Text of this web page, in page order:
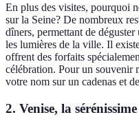
En plus des visites, pourquoi
sur la Seine? De nombreux
dîners, permettant de
les lumières de la ville. Il
offrent des forfaits
célébration. Pour un souvenir
votre nom sur un cadenas et
2. Venise, la sérénissime